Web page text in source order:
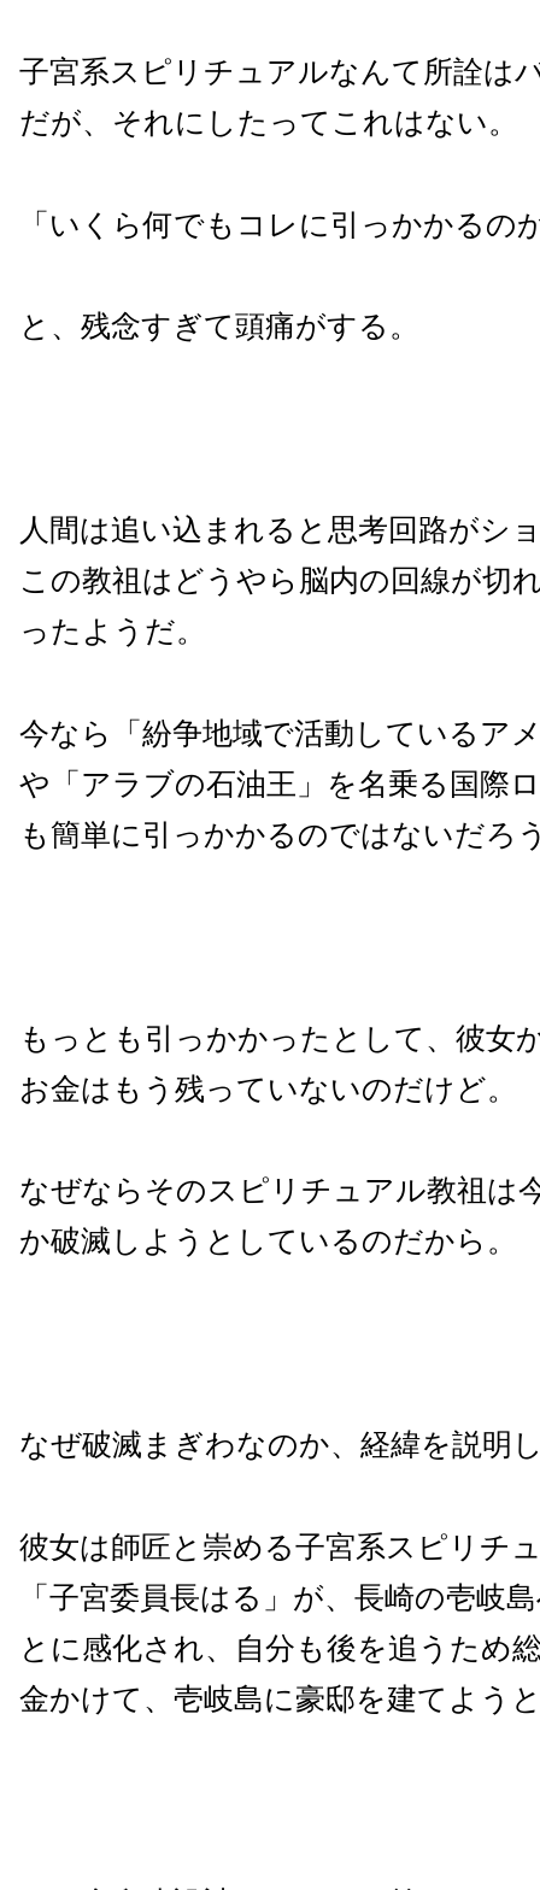
子宮系スピリチュアルなんて所詮は
だが、それにしたってこれはない。
「いくら何でもコレに引っかかるの
と、残念すぎて頭痛がする。
人間は追い込まれると思考回路がシ
この教祖はどうやら脳内の回線が切
ったようだ。
今なら「紛争地域で活動しているア
や「アラブの石油王」を名乗る国際
も簡単に引っかかるのではないだろ
もっとも引っかかったとして、彼女
お金はもう残っていないのだけど。
なぜならそのスピリチュアル教祖は
か破滅しようとしているのだから。
なぜ破滅まぎわなのか、経緯を説明
彼女は師匠と崇める子宮系スピリチ
「子宮委員長はる」が、長崎の壱岐
とに感化され、自分も後を追うため
金かけて、壱岐島に豪邸を建てよう